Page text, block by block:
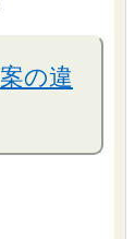
の違